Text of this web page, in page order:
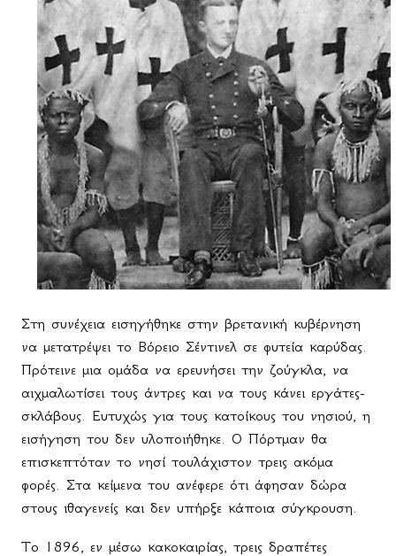
Στη συνέχεια εισηγήθηκε στην βρετανική κυβέρνηση
να μετατρέψει το Βόρειο Σέντινελ σε φυτεία καρύδας.
Πρότεινε μια ομάδα να ερευνήσει την ζούγκλα, να
αιχμαλωτίσει τους άντρες και να τους κάνει εργάτες-
σκλάβους. Ευτυχώς για τους κατοίκους του νησιού, η
εισήγηση του δεν υλοποιήθηκε. Ο Πόρτμαν θα
επισκεπτόταν το νησί τουλάχιστον τρεις ακόμα
φορές. Στα κείμενα του ανέφερε ότι άφησαν δώρα
στους ιθαγενείς και δεν υπήρξε κάποια σύγκρουση.
Το 1896, εν μέσω κακοκαιρίας, τρεις δραπέτες